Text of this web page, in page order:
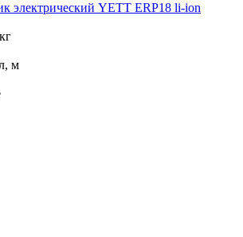
электрический YETT ERP18 li-ion
м